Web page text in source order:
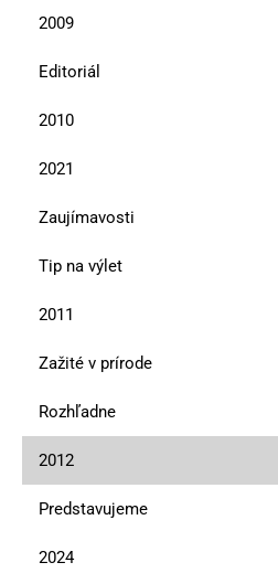
2009
Editoriál
2010
2021
Zaujímavosti
Tip na výlet
2011
Zažité v prírode
Rozhľadne
2012
Predstavujeme
2024